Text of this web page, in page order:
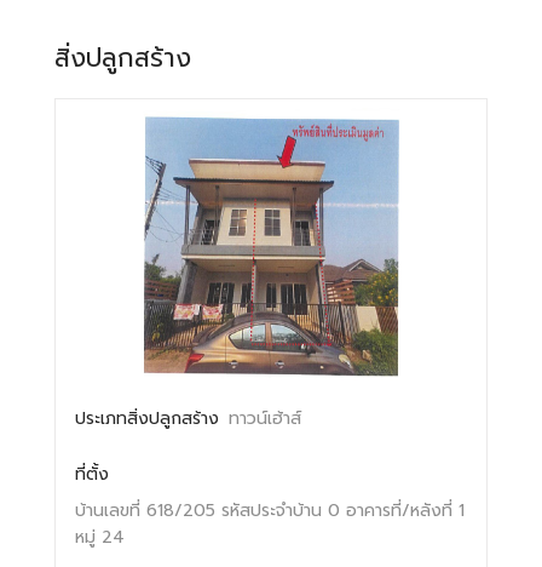
สิ่งปลูกสร้าง
ประเภทสิ่งปลูกสร้าง ทาวน์เฮ้าส์
ที่ตั้ง
บ้านเลขที่ 618/205 รหัสประจำบ้าน 0 อาคารที่/หลังที่ 1
หมู่ 24